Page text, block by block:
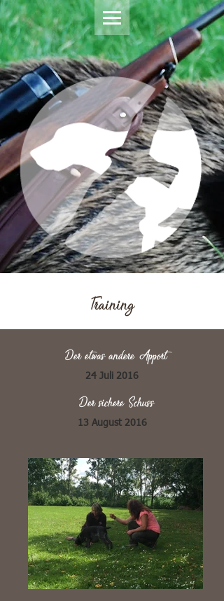
Training
Der etwas andere Apport
24 Juli 2016
Der sichere Schuss
13 August 2016